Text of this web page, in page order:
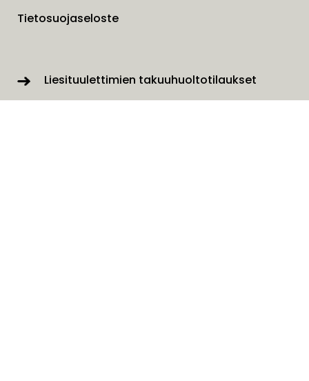
Tietosuojaseloste
Liesituulettimien takuuhuoltotilaukset